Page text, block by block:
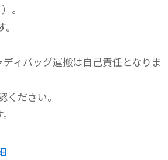
。
ィバッグ運搬は自己責任となりま
ださい。